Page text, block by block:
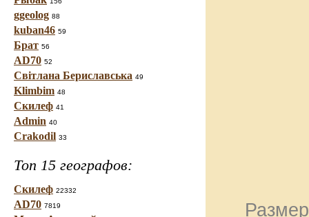
ggeolog 88
kuban46 59
Брат 56
AD70 52
Світлана Бериславська 49
Klimbim 48
Скилеф 41
Admin 40
Crakodil 33
Топ 15 географов:
Скилеф 22332
AD70 7819